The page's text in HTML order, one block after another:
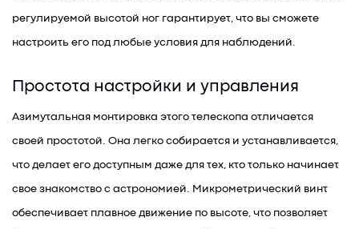
регулируемой высотой ног гарантирует, что вы сможете
настроить его под любые условия для наблюдений.
Простота настройки и управления
Азимутальная монтировка этого телескопа отличается
своей простотой. Она легко собирается и устанавливается,
что делает его доступным даже для тех, кто только начинает
свое знакомство с астрономией. Микрометрический винт
обеспечивает плавное движение по высоте, что позволяет